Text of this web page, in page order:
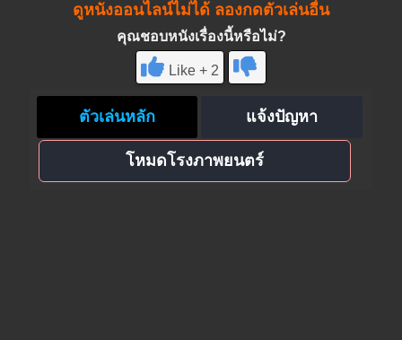
ดูหนังออนไลน์ไม่ได้ ลองกดตัวเล่นอื่น
คุณชอบหนังเรื่องนี้หรือไม่?
Like + 2
ตัวเล่นหลัก แจ้งปัญหา
โหมดโรงภาพยนตร์